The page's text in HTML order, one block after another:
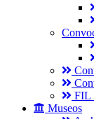
FIL
Museos